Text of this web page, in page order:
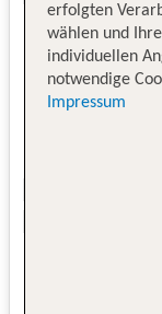
erfolgten
wählen und
individuellen
notwendige
Impressum